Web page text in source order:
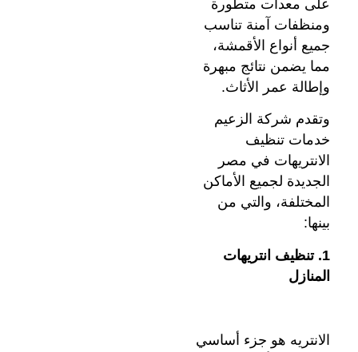
على معدات متطورة
ومنظفات آمنة تناسب
جميع أنواع الأقمشة،
مما يضمن نتائج مبهرة
وإطالة عمر الأثاث.
وتقدم شركة الزعيم
خدمات تنظيف
الانتريهات في مصر
الجديدة لجميع الأماكن
المختلفة، والتي من
بينها:
1. تنظيف انتريهات
المنازل
الانتريه هو جزء أساسي